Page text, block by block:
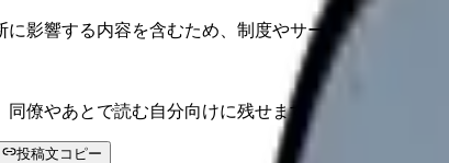
に影響する内容を含むため、制度やサービスの最新条
僚やあとで読む自分向けに残せます。
投稿文コピー